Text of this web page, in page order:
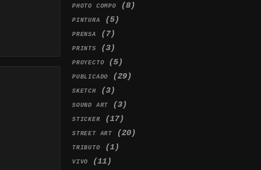
PHOTO COMPO (8)
PINTURA (5)
PRENSA (7)
PRINTS (3)
PROYECTO (5)
PUBLICADO (29)
SKETCH (3)
SOUND ART (3)
STICKER (17)
STREET ART (20)
TRIBUTO (1)
VIVO (11)